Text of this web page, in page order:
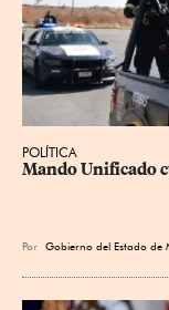
POLÍTICA
Mando Unificado
Por Gobierno del Estado de